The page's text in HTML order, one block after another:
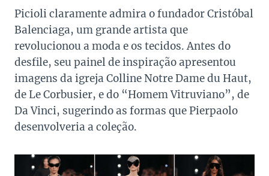
Picioli claramente admira o fundador Cristóbal
Balenciaga, um grande artista que
revolucionou a moda e os tecidos. Antes do
desfile, seu painel de inspiração apresentou
imagens da igreja Colline Notre Dame du Haut,
de Le Corbusier, e do “Homem Vitruviano”, de
Da Vinci, sugerindo as formas que Pierpaolo
desenvolveria a coleção.